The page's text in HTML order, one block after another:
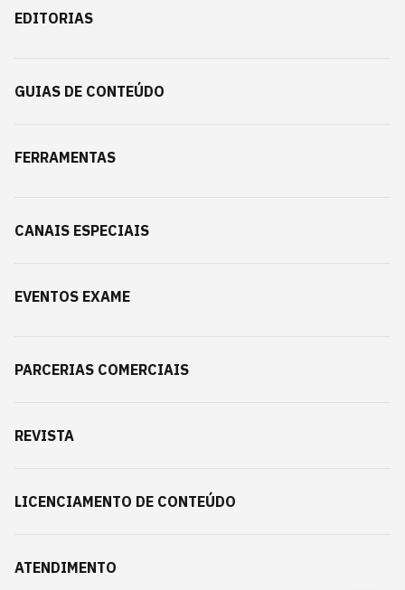
EDITORIAS
GUIAS DE CONTEÚDO
FERRAMENTAS
CANAIS ESPECIAIS
EVENTOS EXAME
PARCERIAS COMERCIAIS
REVISTA
LICENCIAMENTO DE CONTEÚDO
ATENDIMENTO